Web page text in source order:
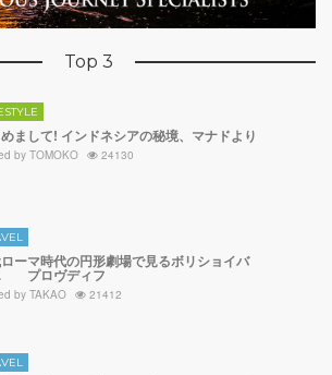
Top 3
まして! インドネシアの秘境、マナドより
by TOMOKO 24130
ーマ時代の円形劇場で見るボリショイバ
プロヴディフ
by TAKAO 21412